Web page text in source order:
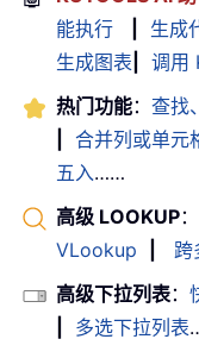
能执行
生成
生成图表
调用
热门功能： 查找
合并列或单元
五入……
高级 LOOKUP：
VLookup
跨
高级下拉列表：
多选下拉列表